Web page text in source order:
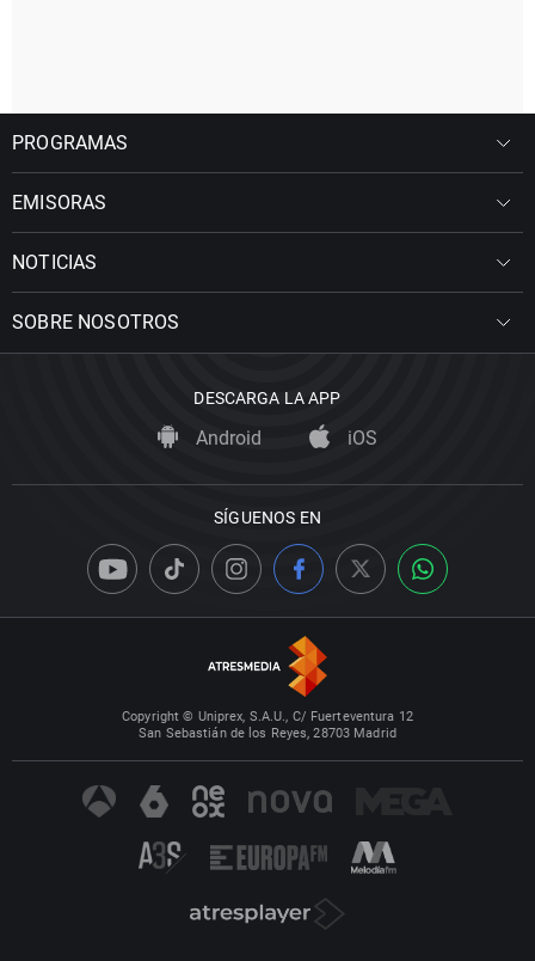
PROGRAMAS
EMISORAS
NOTICIAS
SOBRE NOSOTROS
DESCARGA LA APP
Android iOS
SÍGUENOS EN
Copyright © Uniprex, S.A.U., C/ Fuerteventura 12
San Sebastián de los Reyes, 28703 Madrid